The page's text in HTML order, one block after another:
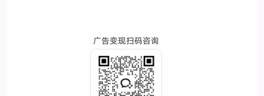
广告变现扫码咨询